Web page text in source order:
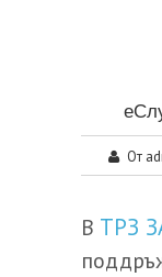
От
В ТРЗ